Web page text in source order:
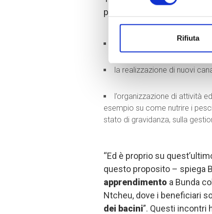
Rifiuta
possiamo menzionare:
il risanamento di vecchi
la realizzazione di nuovi
l’organizzazione di attività
esempio su come nutrire i
stato di gravidanza, sulla
“Ed è proprio su
questo proposito – spiega
apprendimento a Bunda
Ntcheu, dove i beneficiari
dei bacini”. Questi incontri